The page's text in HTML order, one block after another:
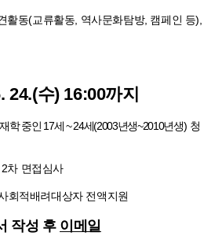
활동(교류활동 역사문화탐방, 캠페인 등),
24.(수) 16:00까지
학 중인 17세~ 24세(2003년생~2010년생) 청
차 면접심사
회적배려대상자 전액지원
작성 후 이메일